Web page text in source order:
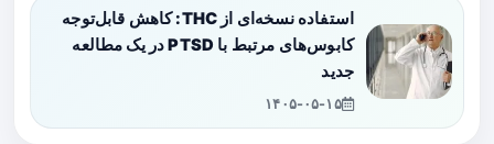
استفاده نسخه‌ای از THC: کاهش قابل‌توجه
کابوس‌های مرتبط با PTSD در یک مطالعه
جدید
۱۴۰۵-۰۵-۱۵